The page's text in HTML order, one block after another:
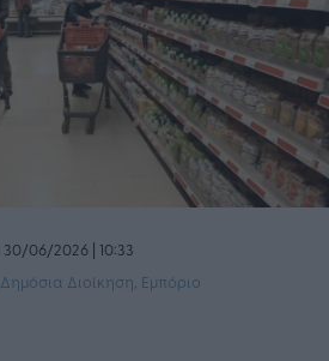
30/06/2026 | 10:33
Δημόσια Διοίκηση Εμπόριο